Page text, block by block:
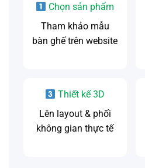
Chọn sản phẩm
Tham khảo mẫu
bàn ghế trên website
Thiết kế 3D
Lên layout & phối
không gian thực tế